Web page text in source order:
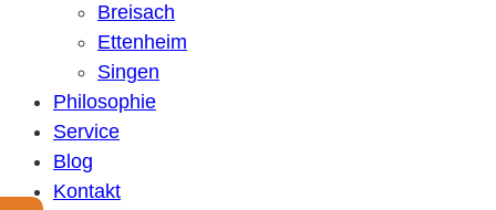
Breisach
Ettenheim
Singen
Philosophie
Service
Blog
Kontakt